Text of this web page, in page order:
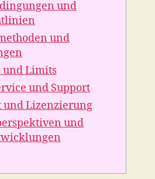
und
und
und Limits
und Support
und Lizenzierung
und